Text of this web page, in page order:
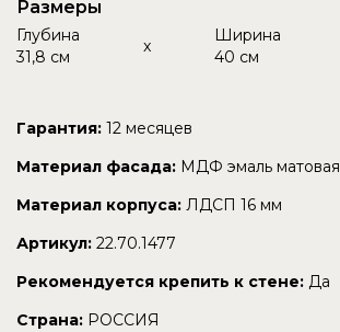
Размеры
Глубина
31,8 см
x
Ширина
40 см
Гарантия: 12 месяцев
Материал фасада: МДФ эмаль матовая
Материал корпуса: ЛДСП 16 мм
Артикул: 22.70.1477
Рекомендуется крепить к стене: Да
Страна: РОССИЯ